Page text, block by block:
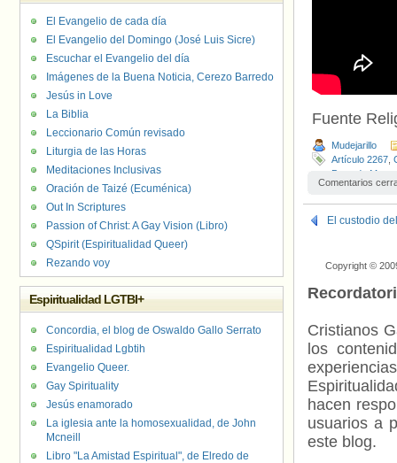
Fuente
Mudejarillo
Artículo 2267
Pena de
Comentarios
El custodio
Copyright ©
Cristianos
los
hacen
usuarios a
este blog.
El Evangelio de cada día
El Evangelio del Domingo (José Luis Sicre)
Escuchar el Evangelio del día
Imágenes de la Buena Noticia, Cerezo Barredo
Jesús in Love
La Biblia
Leccionario Común revisado
Liturgia de las Horas
Meditaciones Inclusivas
Oración de Taizé (Ecuménica)
Out In Scriptures
Passion of Christ: A Gay Vision (Libro)
QSpirit (Espiritualidad Queer)
Rezando voy
Espiritualidad LGTBI+
Concordia, el blog de Oswaldo Gallo Serrato
Espiritualidad Lgbtih
Evangelio Queer.
Gay Spirituality
Jesús enamorado
La iglesia ante la homosexualidad, de John
Mcneill
Libro "La Amistad Espiritual", de Elredo de